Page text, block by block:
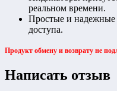
реальном времени.
Простые и надежные
доступа.
Продукт обмену и возврату не
Написать отзыв